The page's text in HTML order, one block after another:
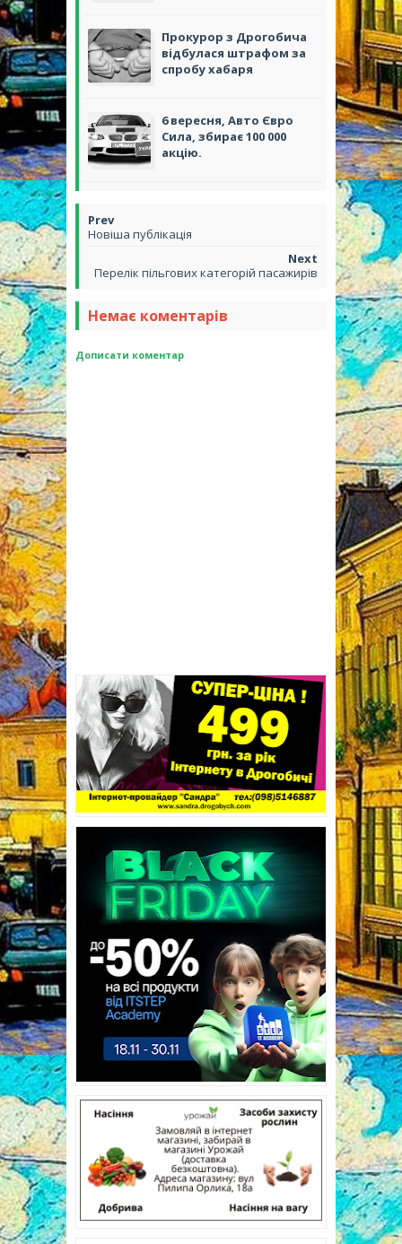
Прокурор з Дрогобича
відбулася штрафом за
спробу хабаря
6 вересня, Авто Євро
Сила, збирає 100 000
акцію.
Новіша публікація
Перелік пільгових категорій пасажирів
Немає коментарів
Дописати коментар